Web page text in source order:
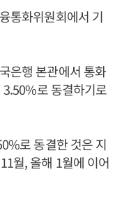
통화위원회에서 기
은행 본관에서 통화
로 동결하기로
로 동결한 것은 지
월, 올해 1월에 이어